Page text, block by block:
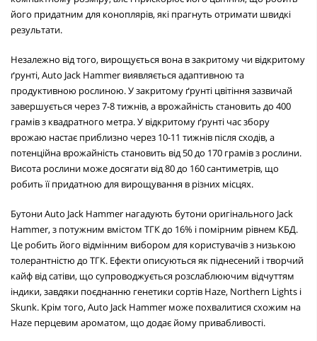
його придатним для коноплярів, які прагнуть отримати швидкі
результати.
Незалежно від того, вирощується вона в закритому чи відкритому
ґрунті, Auto Jack Hammer виявляється адаптивною та
продуктивною рослиною. У закритому ґрунті цвітіння зазвичай
завершується через 7-8 тижнів, а врожайність становить до 400
грамів з квадратного метра. У відкритому ґрунті час збору
врожаю настає приблизно через 10-11 тижнів після сходів, а
потенційна врожайність становить від 50 до 170 грамів з рослини.
Висота рослини може досягати від 80 до 160 сантиметрів, що
робить її придатною для вирощування в різних місцях.
Бутони Auto Jack Hammer нагадують бутони оригінального Jack
Hammer, з потужним вмістом ТГК до 16% і помірним рівнем КБД.
Це робить його відмінним вибором для користувачів з низькою
толерантністю до ТГК. Ефекти описуються як піднесений і творчий
кайф від сатіви, що супроводжується розслаблюючим відчуттям
індики, завдяки поєднанню генетики сортів Haze, Northern Lights і
Skunk. Крім того, Auto Jack Hammer може похвалитися схожим на
Haze перцевим ароматом, що додає йому привабливості.